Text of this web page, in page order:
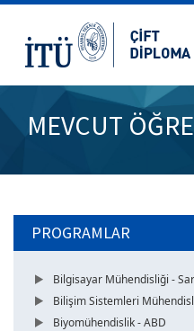
MEVCUT
PROGRAMLAR
Bilgisayar Mühendisliği -
Bilişim Sistemleri
Biyomühendislik - ABD